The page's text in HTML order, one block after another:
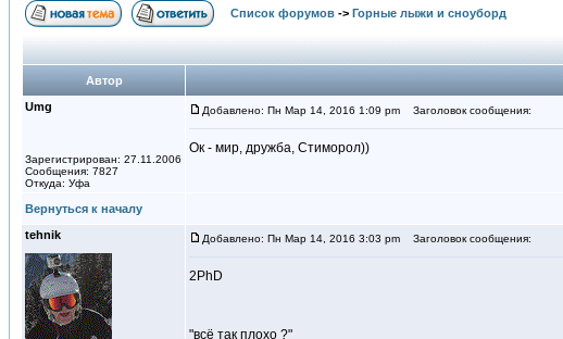
Список форумов -> Горные лыжи и сноуборд
Автор
Umg
Зарегистрирован: 27.11.2006
Сообщения: 7827
Откуда: Уфа
Добавлено: Пн Мар 14, 2016 1:09 pm Заголовок сообщения:
Ок - мир, дружба, Стиморол))
Вернуться к началу
tehnik
Добавлено: Пн Мар 14, 2016 3:03 pm Заголовок сообщения:
2PhD
"всё так плохо ?"